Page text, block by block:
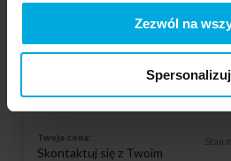
Zezwól na
Spersonalizuj
Kolor:
Klasa
5000lm
Twoja cena:
Skontaktuj się z Twoim
Stan